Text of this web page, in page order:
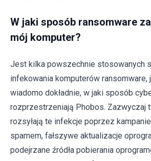
W jaki sposób ransomware
mój komputer?
Jest kilka powszechnie stosowanych
infekowania komputerów ransomware,
wiadomo dokładnie, w jaki sposób
rozprzestrzeniają Phobos. Zazwyczaj
rozsyłają te infekcje poprzez
spamem, fałszywe aktualizacje
podejrzane źródła pobierania